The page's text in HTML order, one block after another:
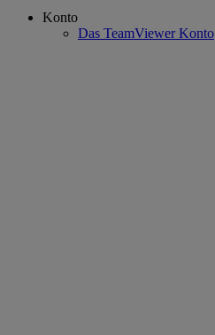
Konto
Das TeamViewer Konto